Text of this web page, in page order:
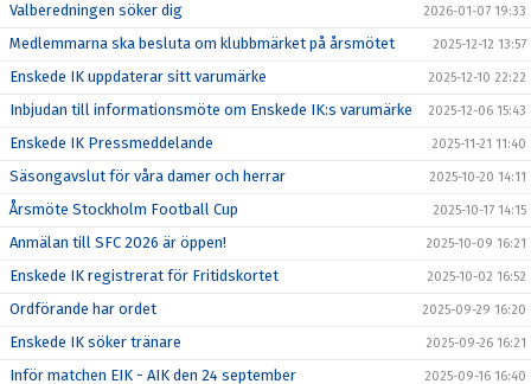
Valberedningen söker dig 2026-01-07 19:33
Medlemmarna ska besluta om klubbmärket på årsmötet 2025-12-12 13:57
Enskede IK uppdaterar sitt varumärke 2025-12-10 22:22
Inbjudan till informationsmöte om Enskede IK:s varumärke 2025-12-06 15:43
Enskede IK Pressmeddelande 2025-11-21 11:40
Säsongavslut för våra damer och herrar 2025-10-20 14:11
Årsmöte Stockholm Football Cup 2025-10-17 14:15
Anmälan till SFC 2026 är öppen! 2025-10-09 16:21
Enskede IK registrerat för Fritidskortet 2025-10-02 16:52
Ordförande har ordet 2025-09-29 16:20
Enskede IK söker tränare 2025-09-26 16:21
Inför matchen EIK - AIK den 24 september 2025-09-16 16:40